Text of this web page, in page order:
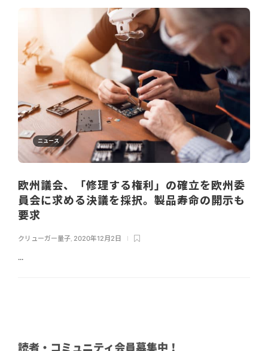
ニュース
欧州議会、「修理する権利」の確立を欧州委
員会に求める決議を採択。製品寿命の開示も
要求
クリューガー量子 2020年12月2日
...
読者・コミュニティ会員募集中！